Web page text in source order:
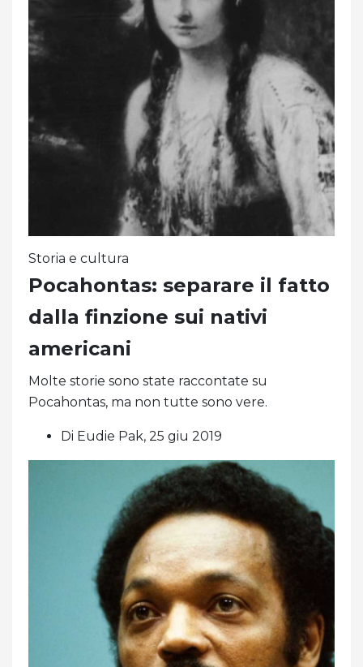
Storia e cultura
Pocahontas: separare il fatto
dalla finzione sui nativi
americani
Molte storie sono state raccontate su
Pocahontas, ma non tutte sono vere.
Di Eudie Pak, 25 giu 2019